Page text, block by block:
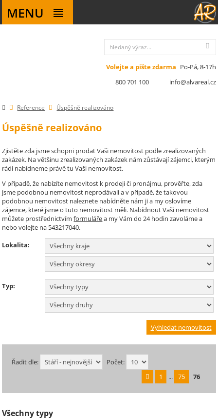
MENU
Volejte a pište zdarma Po-Pá, 8-17h
800 701 100
info@alvareal.cz
Reference Úspěšně realizováno
Úspěšně realizováno
Zjistěte zda jsme schopni prodat Vaši nemovitost podle zrealizovaných
zakázek. Na většinu zrealizovaných zakázek nám zůstávají zájemci, kterým
rádi nabídneme právě tu Vaši nemovitost.
V případě, že nabízíte nemovitost k prodeji či pronájmu, prověřte, zda
jsme podobnou nemovitost neprodávali a v případě, že takovou
podobnou nemovitost naleznete nabídněte nám ji a my oslovíme
zájemce, které jsme o tuto nemovitost měli. Nabídnout Vaši nemovitost
můžete prostřednictvímformulářea my Vám do 24 hodin zavoláme a
nebo volejte na 543217040.
Lokalita:
Typ:
Řadit dle:
Počet:
1
... 75 76
Všechny typy